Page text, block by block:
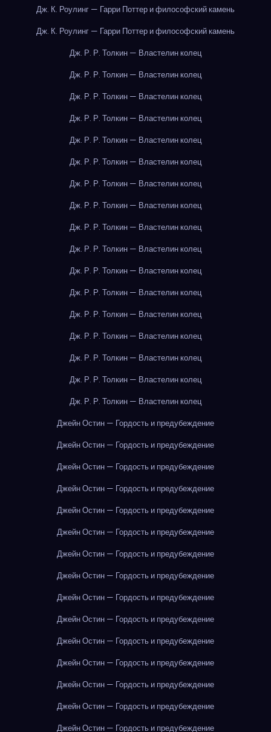
Дж. К. Роулинг — Гарри Поттер и философский камень
Дж. К. Роулинг — Гарри Поттер и философский камень
Дж. Р. Р. Толкин — Властелин колец
Дж. Р. Р. Толкин — Властелин колец
Дж. Р. Р. Толкин — Властелин колец
Дж. Р. Р. Толкин — Властелин колец
Дж. Р. Р. Толкин — Властелин колец
Дж. Р. Р. Толкин — Властелин колец
Дж. Р. Р. Толкин — Властелин колец
Дж. Р. Р. Толкин — Властелин колец
Дж. Р. Р. Толкин — Властелин колец
Дж. Р. Р. Толкин — Властелин колец
Дж. Р. Р. Толкин — Властелин колец
Дж. Р. Р. Толкин — Властелин колец
Дж. Р. Р. Толкин — Властелин колец
Дж. Р. Р. Толкин — Властелин колец
Дж. Р. Р. Толкин — Властелин колец
Дж. Р. Р. Толкин — Властелин колец
Дж. Р. Р. Толкин — Властелин колец
Джейн Остин — Гордость и предубеждение
Джейн Остин — Гордость и предубеждение
Джейн Остин — Гордость и предубеждение
Джейн Остин — Гордость и предубеждение
Джейн Остин — Гордость и предубеждение
Джейн Остин — Гордость и предубеждение
Джейн Остин — Гордость и предубеждение
Джейн Остин — Гордость и предубеждение
Джейн Остин — Гордость и предубеждение
Джейн Остин — Гордость и предубеждение
Джейн Остин — Гордость и предубеждение
Джейн Остин — Гордость и предубеждение
Джейн Остин — Гордость и предубеждение
Джейн Остин — Гордость и предубеждение
Джейн Остин — Гордость и предубеждение